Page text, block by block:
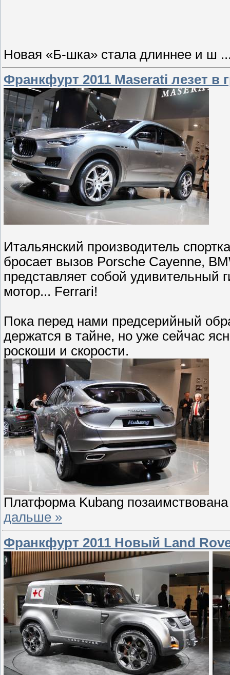
Новая «Б-шка» стала длиннее и ш
Франкфурт 2011 Maserati лезет в
Итальянский производитель
бросает вызов Porsche Cayenne,
представляет собой удивительный
мотор... Ferrari!
Пока перед нами предсерийный
держатся в тайне, но уже сейчас
роскоши и скорости.
Платформа Kubang
дальше »
Франкфурт 2011 Новый Land